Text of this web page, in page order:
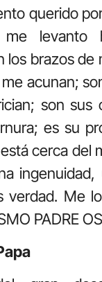
querido
levanto
los brazos de
acunan;
son sus
es su
cerca del
verdad. Me
PADRE